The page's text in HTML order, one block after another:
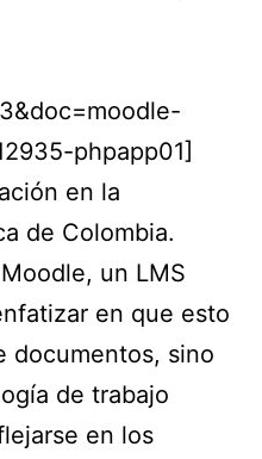
phpapp01]
en la
de Colombia.
un LMS
en que esto
documentos, sino
de trabajo
en los